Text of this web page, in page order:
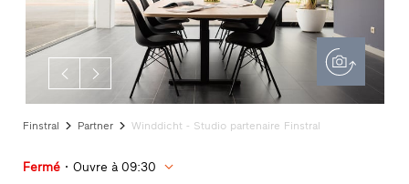
Parois
vitrées
partenaires
Recherche
de
distributeurs
Accès
Finstral Partner Winddicht - Studio partenaire Finstral
Fermé Ouvre à 09:30